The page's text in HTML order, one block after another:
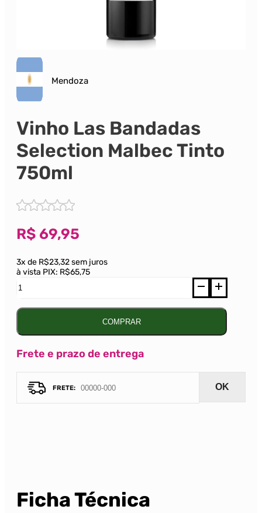
Mendoza
Vinho Las Bandadas
Selection Malbec Tinto
750ml
R$ 69,95
3x de R$23,32 sem juros
à vista PIX: R$65,75
Las
Selection
Tinto
quantidade
COMPRAR
Frete e prazo de entrega
OK
Ficha Técnica